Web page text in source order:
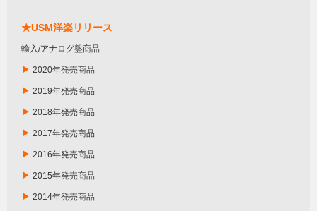
★USM洋楽リリース
輸入/アナログ盤商品
▶ 2020年発売商品
▶ 2019年発売商品
▶ 2018年発売商品
▶ 2017年発売商品
▶ 2016年発売商品
▶ 2015年発売商品
▶ 2014年発売商品